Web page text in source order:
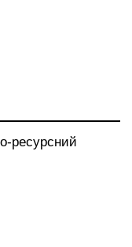
ресурсний